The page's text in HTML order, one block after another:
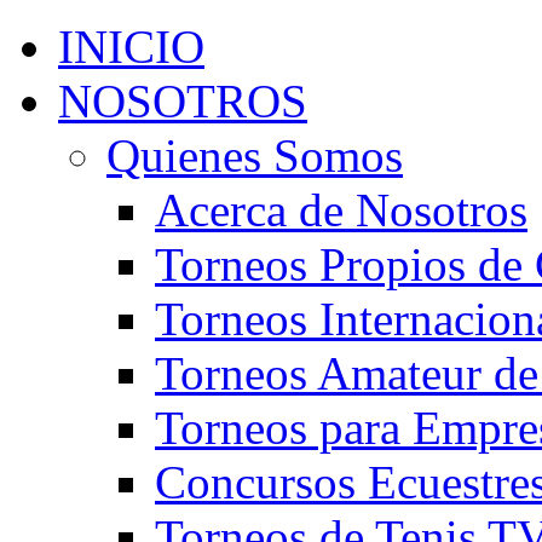
INICIO
NOSOTROS
Quienes Somos
Acerca de Nosotros
Torneos Propios
Torneos
Torneos Amateur
Torneos para
Concursos